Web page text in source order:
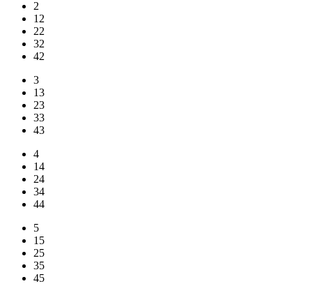
2
12
22
32
42
3
13
23
33
43
4
14
24
34
44
5
15
25
35
45